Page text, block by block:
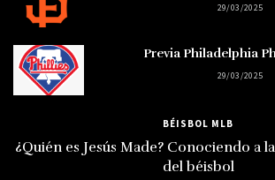
29/03/2025
Previa Philadelphia
29/03/2025
BÉISBOL MLB
¿Quién es Jesús Made? Conociendo a
del béisbol